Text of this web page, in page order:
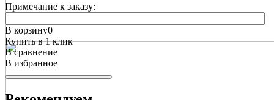
Примечание к заказу:
В корзину0
Купить в 1 клик
В сравнение
В избранное